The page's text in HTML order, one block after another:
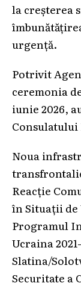
la creșterea
urgență.
Potrivit
ceremonia
iunie 2026,
Noua
Reacție
în Situații
Programul
Ucraina
Slatina/
Securitate a